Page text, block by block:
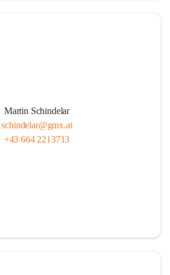
Martin Schindelar
schindelar@gmx.at
+43 664 2213713